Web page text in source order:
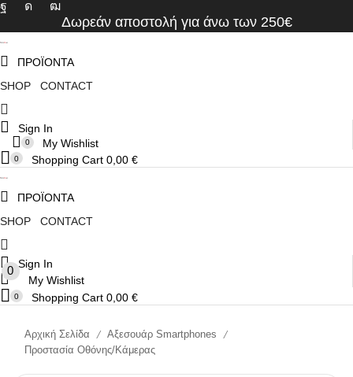
Facebook
InstagramYoutube
Δωρεάν αποστολή για άνω των 250€
ΠΡΟΪΟΝΤΑ
SHOP
CONTACT
Sign In
0 My Wishlist
0 Shopping Cart 0,00 €
ΠΡΟΪΟΝΤΑ
SHOP
CONTACT
Sign In
0
My Wishlist
0 Shopping Cart 0,00 €
Αρχική Σελίδα / Αξεσουάρ Smartphones /
Προστασία Οθόνης/Κάμερας